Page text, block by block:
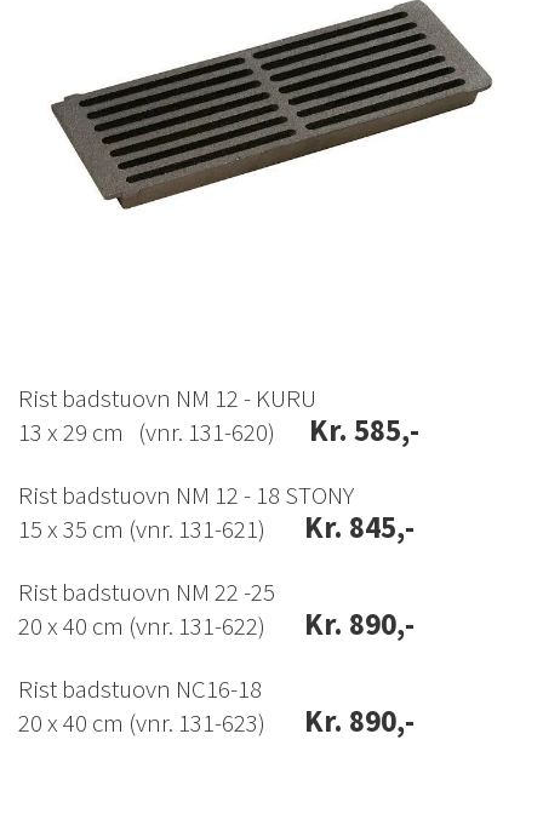
Rist badstuovn NM 12 - KURU
13 x 29 cm (vnr. 131-620) Kr. 585,-
Rist badstuovn NM 12 - 18 STONY
15 x 35 cm (vnr. 131-621)
Kr. 845,-
Rist badstuovn NM 22 -25
20 x 40 cm (vnr. 131-622)
Kr. 890,-
Rist badstuovn NC16-18
20 x 40 cm (vnr. 131-623) Kr. 890,-